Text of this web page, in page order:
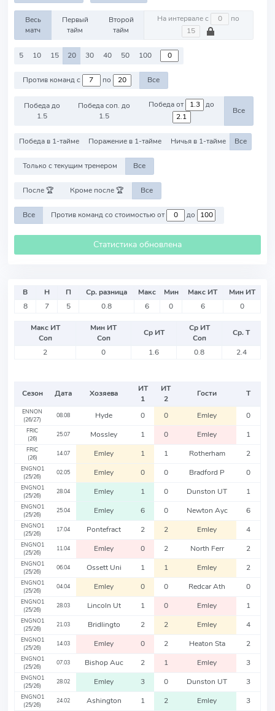
Весь
матч
Первый
тайм
Второй
тайм
На интервале с по
5 10 15 20 30 40 50 100
Против команд с по Все
Победа до
1.5
Победа соп. до
1.5
Победа от до
Все
Победа в 1-тайме Поражение в 1-тайме Ничья в 1-тайме Все
Только с текущим тренером Все
После 🏆 Кроме после 🏆 Все
Все Против команд со стоимостью от до
Статистика обновлена
В Н П Ср. разница Макс Мин Макс ИТ
Мин ИТ
8
7 5 0.8 6 0 6 0
Макс ИТ
Соп
Мин ИТ
Соп
Ср ИТ
Ср ИТ
Соп
Ср. Т
2
0 1.6 0.8 2.4
Сезон Дата Хозяева
ИТ
1
ИТ
2
Гости Т
ENNON
(26/27)
08.08 Hyde 0 0 Emley 0
FRIC
(26)
25.07 Mossley 1 0 Emley 1
FRIC
(26)
14.07 Emley 1 1 Rotherham 2
ENGNO1
(25/26)
02.05 Emley 0 0 Bradford P 0
ENGNO1
(25/26)
28.04 Emley 1 0 Dunston UT 1
ENGNO1
(25/26)
25.04 Emley 6 0 Newton Ayc 6
ENGNO1
(25/26)
17.04 Pontefract 2 2 Emley 4
ENGNO1
(25/26)
11.04 Emley 0 2 North Ferr 2
ENGNO1
(25/26)
06.04 Ossett Uni 1 1 Emley 2
ENGNO1
(25/26)
04.04 Emley 0 0 Redcar Ath 0
ENGNO1
(25/26)
28.03 Lincoln Ut 1 0 Emley 1
ENGNO1
(25/26)
21.03 Bridlingto 2 2 Emley 4
ENGNO1
(25/26)
14.03 Emley 0 2 Heaton Sta 2
ENGNO1
(25/26)
07.03 Bishop Auc 2 1 Emley 3
ENGNO1
(25/26)
28.02 Emley 3 0 Dunston UT 3
ENGNO1
(25/26)
24.02 Ashington 1 2 Emley 3